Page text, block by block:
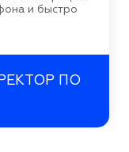
и быстро
ПО